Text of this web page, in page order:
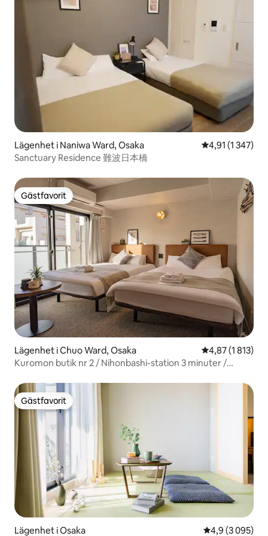
Lägenhet i Naniwa Ward, Osaka 4,91 av 5 i
4,91 (1 347)
Sanctuary Residence 難波日本橋
Gästfavorit
Gästfavorit
Lägenhet i Chuo Ward, Osaka 4,87 av 5 i
4,87 (1 813)
Kuromon butik nr 2 / Nihonbashi-station 3 minuter /
/ Tsūtenkaku / USJ / Direkt till KIX , dubbelsängar...
Gästfavorit
Gästfavorit
Lägenhet i Osaka 4,9 av 5 i
4,9 (3 095)